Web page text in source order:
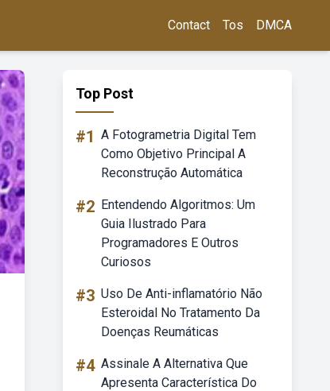
Contact Tos DMCA
Top Post
#1 A Fotogrametria Digital Tem
Como Objetivo Principal A
Reconstrução Automática
#2 Entendendo Algoritmos: Um
Guia Ilustrado Para
Programadores E Outros
Curiosos
#3 Uso De Anti-inflamatório Não
Esteroidal No Tratamento Da
Doenças Reumáticas
#4 Assinale A Alternativa Que
Apresenta Característica Do